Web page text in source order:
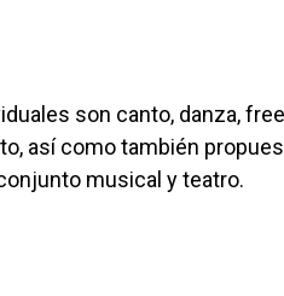
son canto, danza,
así como también
musical y teatro.